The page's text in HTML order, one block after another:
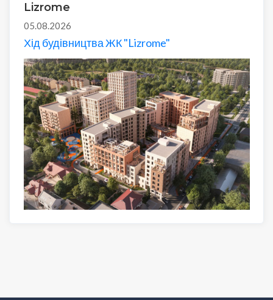
Lizrome
05.08.2026
Хід будівництва ЖК "Lizrome"